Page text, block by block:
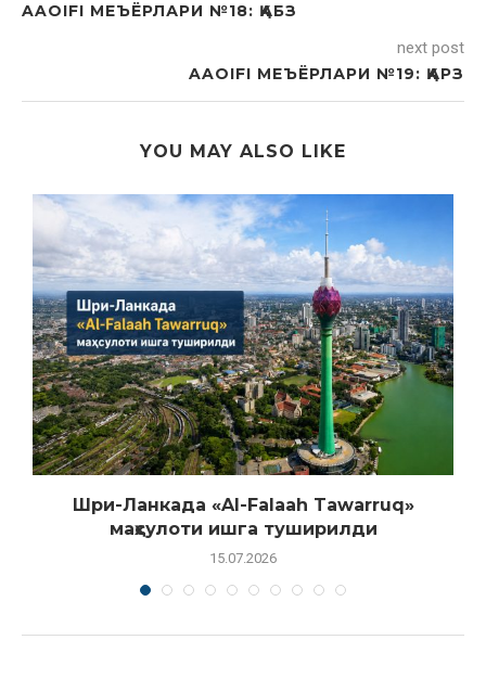
AAOIFI МЕЪЁРЛАРИ №18: ҚАБЗ
next post
AAOIFI МЕЪЁРЛАРИ №19: ҚАРЗ
YOU MAY ALSO LIKE
Шри-Ланкада «Al-Falaah Tawarruq»
маҳсулоти ишга туширилди
15.07.2026